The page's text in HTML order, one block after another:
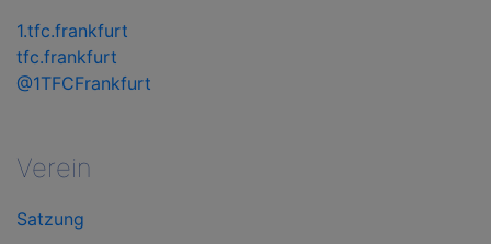
1.tfc.frankfurt
tfc.frankfurt
@1TFCFrankfurt
Verein
Satzung